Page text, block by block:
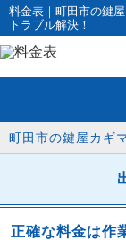
料金表｜町田市の鍵
トラブル解決！
町田市の鍵屋カギ
正確な料金は作